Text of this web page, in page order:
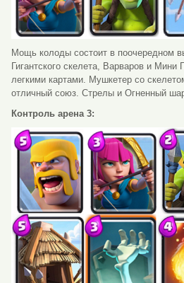
Мощь колоды состоит в поочередном
Гигантского скелета, Варваров и
легкими картами. Мушкетер со
отличный союз. Стрелы и Огненный
Контроль арена 3: